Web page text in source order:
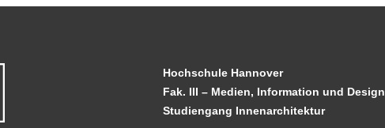
Hochschule Hannover
Fak. III – Medien, Information und Design
Studiengang Innenarchitektur